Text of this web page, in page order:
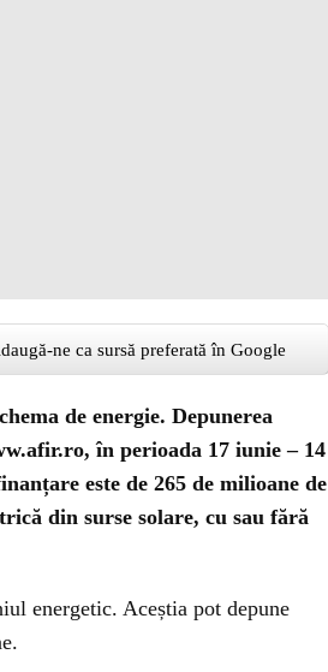
ne ca sursă preferată în Google
de energie. Depunerea
în perioada 17 iunie – 14
este de 265 de milioane de
din surse solare, cu sau fără
energetic. Aceștia pot depune